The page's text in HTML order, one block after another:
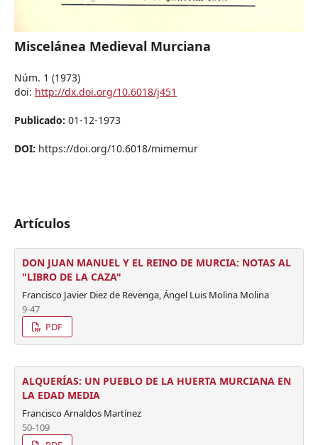
Miscelánea Medieval Murciana
Núm. 1 (1973)
doi: http://dx.doi.org/10.6018/j451
Publicado: 01-12-1973
DOI: https://doi.org/10.6018/mimemur
Artículos
DON JUAN MANUEL Y EL REINO DE MURCIA: NOTAS AL
"LIBRO DE LA CAZA"
Francisco Javier Diez de Revenga, Ángel Luis Molina Molina
9-47
PDF
ALQUERÍAS: UN PUEBLO DE LA HUERTA MURCIANA EN
LA EDAD MEDIA
Francisco Arnaldos Martínez
50-109